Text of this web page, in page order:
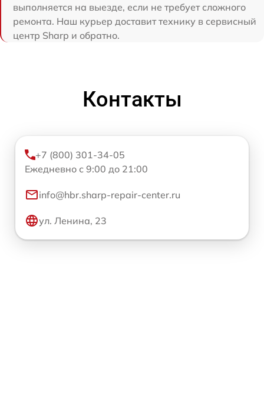
выполняется на выезде, если не требует сложного
ремонта. Наш курьер доставит технику в сервисный
центр Sharp и обратно.
Контакты
+7 (800) 301-34-05
Ежедневно с 9:00 до 21:00
info@hbr.sharp-repair-center.ru
ул. Ленина, 23